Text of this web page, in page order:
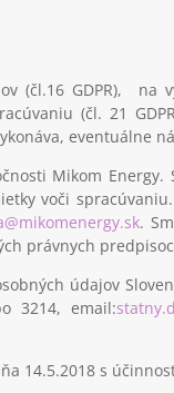
GDPR), na
(čl. 21
eventuálne
Mikom
voči
.
právnych
údajov
3214, email:
14.5.2018 s